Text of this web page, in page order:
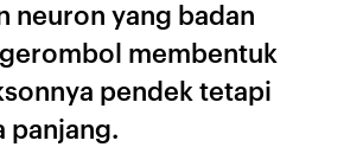
neuron yang badan
membentuk
pendek tetapi
panjang.